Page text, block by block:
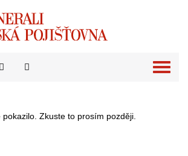
pokazilo. Zkuste to prosím později.